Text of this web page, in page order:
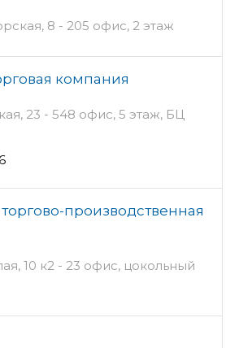
8 - 205 офис, 2 этаж
компания
23 - 548 офис, 5 этаж, БЦ
производственная
10 к2 - 23 офис, цокольный